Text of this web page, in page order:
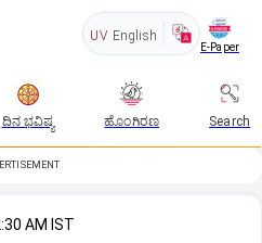
UV English
E-Paper
ದಿನ ಭವಿಷ್ಯ ಹೊಂಗಿರಣ Search
AM IST